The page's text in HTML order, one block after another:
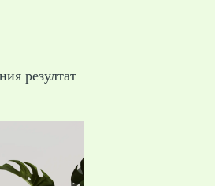
резултат
19,99 €
/